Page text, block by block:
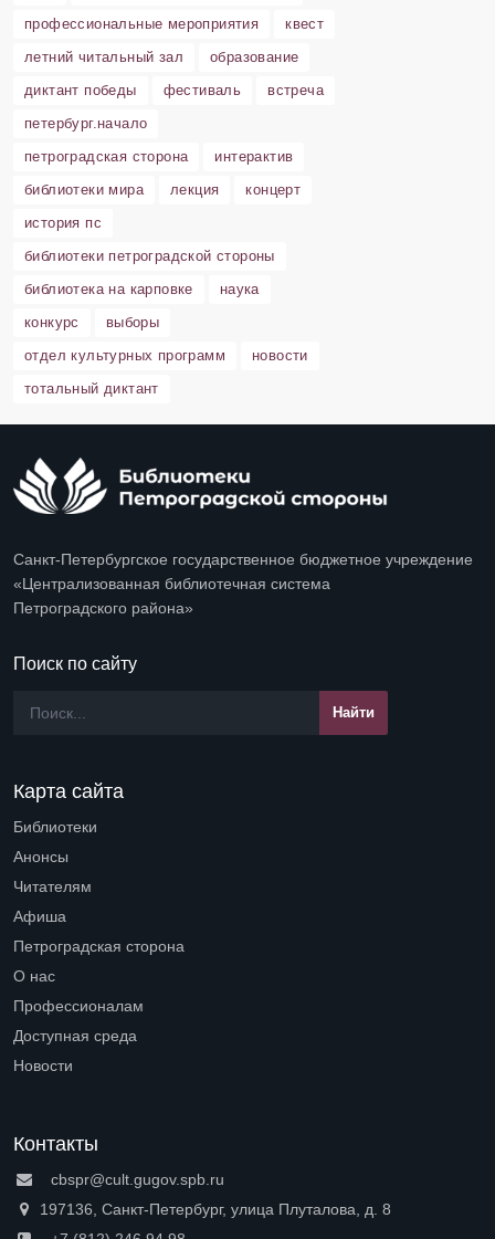
профессиональные мероприятия
квест
летний читальный зал
образование
диктант победы
фестиваль
встреча
петербург.начало
петроградская сторона
интерактив
библиотеки мира
лекция
концерт
история пс
библиотеки петроградской стороны
библиотека на карповке
наука
конкурс
выборы
отдел культурных программ
новости
тотальный диктант
Санкт-Петербургское государственное бюджетное учреждение
«Централизованная библиотечная система
Петроградского района»
Поиск по сайту
Карта сайта
Библиотеки
Анонсы
Читателям
Афиша
Петроградская сторона
О нас
Профессионалам
Доступная среда
Новости
Контакты
cbspr@cult.gugov.spb.ru
197136, Санкт-Петербург, улица Плуталова, д. 8